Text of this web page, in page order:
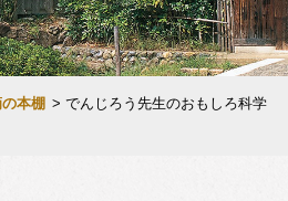
本棚 >でんじろう先生のおもしろ科学